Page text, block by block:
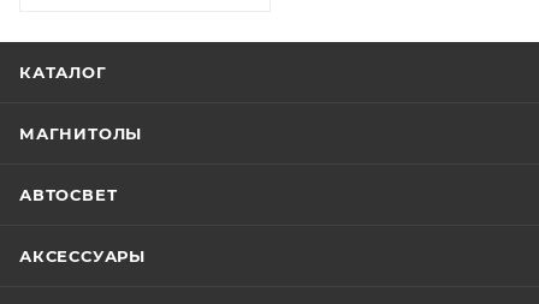
КАТАЛОГ
МАГНИТОЛЫ
АВТОСВЕТ
АКСЕССУАРЫ